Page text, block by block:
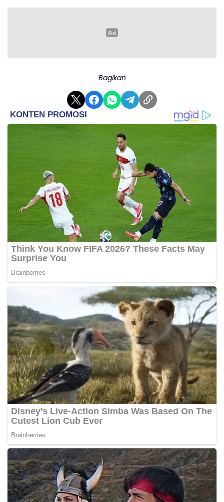
mudah diterima masyarakat Indonesia.
mendukung. Tidak hanya musik, tapi di sepak bola Indonesia juga
harus membangun kultur yang menarik, dan ini dari bawah
sampai atas,” kata bos Ofxord United itu menjelaskan.
Saat ini, lagu ‘Bersama Garuda’ teah didistribusikan ke berbagai
stasiun radio, dan dijadwalkan, video klipnya telah siap pada 14
Oktober 2023. Lagu ‘Bersama Garuda’ juga rencananya akan
diperdengarkan saat perhelatan Piala Dunia U-17 di Indonesia
pada 10 November hingga 2 Desember mendatang.(*)
Bagikan